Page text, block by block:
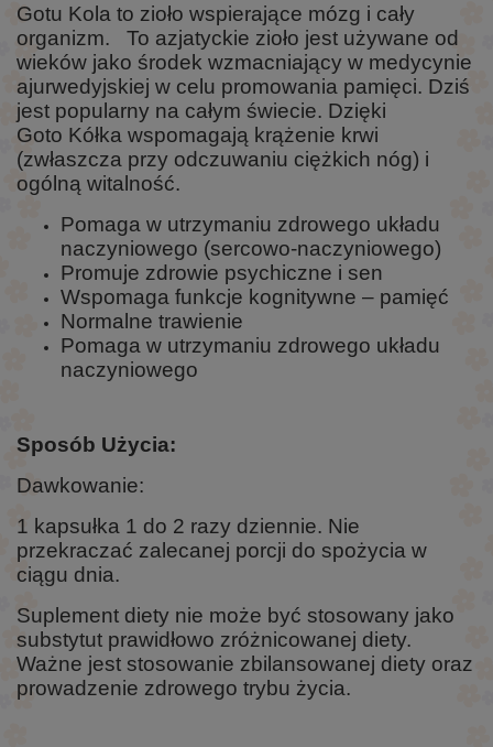
Gotu Kola to zioło wspierające mózg i cały
organizm. To azjatyckie zioło jest używane od
wieków jako środek wzmacniający w medycynie
ajurwedyjskiej w celu promowania pamięci. Dziś
jest popularny na całym świecie. Dzięki
Goto Kółka wspomagają krążenie krwi
(zwłaszcza przy odczuwaniu ciężkich nóg) i
ogólną witalność.
Pomaga w utrzymaniu zdrowego układu
naczyniowego (sercowo-naczyniowego)
Promuje zdrowie psychiczne i sen
Wspomaga funkcje kognitywne – pamięć
Normalne trawienie
Pomaga w utrzymaniu zdrowego układu
naczyniowego
Sposób Użycia:
Dawkowanie:
1 kapsułka 1 do 2 razy dziennie. Nie
przekraczać zalecanej porcji do spożycia w
ciągu dnia.
Suplement diety nie może być stosowany jako
substytut prawidłowo zróżnicowanej diety.
Ważne jest stosowanie zbilansowanej diety oraz
prowadzenie zdrowego trybu życia.